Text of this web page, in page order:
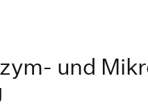
und